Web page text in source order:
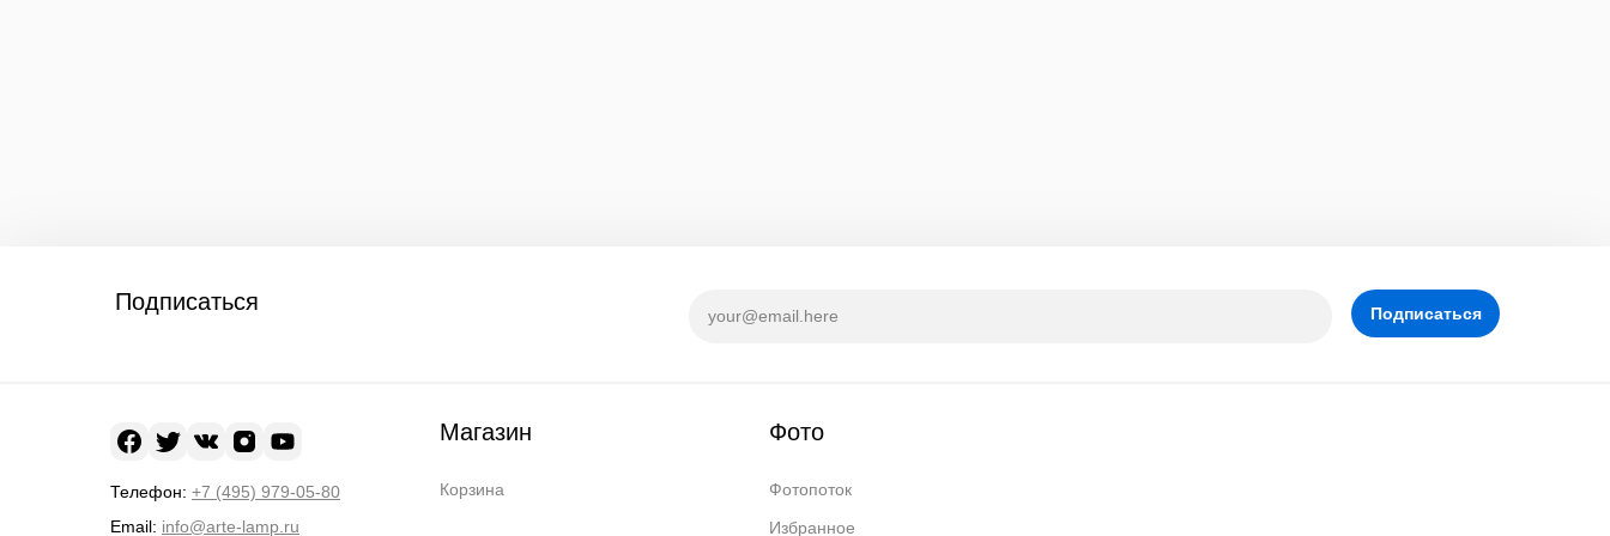
Подписаться Подписаться
Телефон: +7 (495) 979-05-80
Email: info@arte-lamp.ru
Магазин
Корзина
Фото
Фотопоток
Избранное